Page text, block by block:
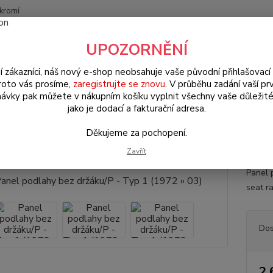
Hledat
Brouk Typ 1 (1938 » 03) Karosářské díly (Karosseridele)
podlahy bez držáku/P - Typ 1
Panel
seat
UPOZORNĚNÍ
zákazníci, náš nový e-shop neobsahuje vaše původní přihlašovací
vás prosíme, zaregistrujte se znovu. V průběhu zadání vaší
pak můžete v nákupním košíku vyplnit všechny vaše
jako je dodací a fakturační adresa.
Děkujeme za pochopení.
Zavřít